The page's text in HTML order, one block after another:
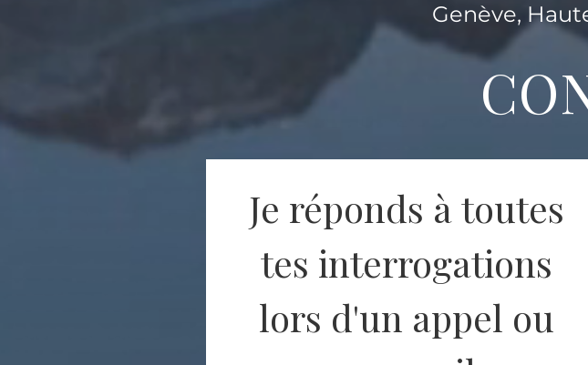
Genève,
Je réponds à toutes
tes interrogations
lors d'un appel ou